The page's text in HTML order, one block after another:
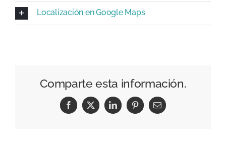
Localización en Google Maps
Comparte esta información.
Facebook
X LinkedInPinterestCorreo